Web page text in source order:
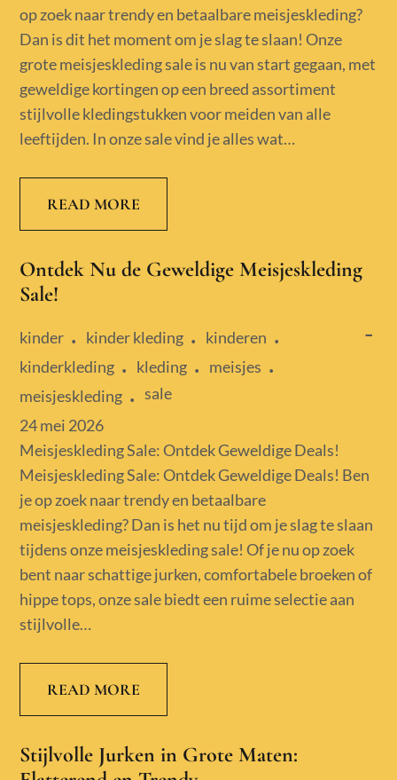
op zoek naar trendy en betaalbare meisjeskleding?
Dan is dit het moment om je slag te slaan! Onze
grote meisjeskleding sale is nu van start gegaan, met
geweldige kortingen op een breed assortiment
stijlvolle kledingstukken voor meiden van alle
leeftijden. In onze sale vind je alles wat…
READ MORE
Ontdek Nu de Geweldige Meisjeskleding
Sale!
kinder kinder kleding
kinderen
kinderkleding
kleding
meisjes
meisjeskleding
sale
Posted
on
24 mei 2026
Meisjeskleding Sale: Ontdek Geweldige Deals!
Meisjeskleding Sale: Ontdek Geweldige Deals! Ben
je op zoek naar trendy en betaalbare
meisjeskleding? Dan is het nu tijd om je slag te slaan
tijdens onze meisjeskleding sale! Of je nu op zoek
bent naar schattige jurken, comfortabele broeken of
hippe tops, onze sale biedt een ruime selectie aan
stijlvolle…
READ MORE
Stijlvolle Jurken in Grote Maten: